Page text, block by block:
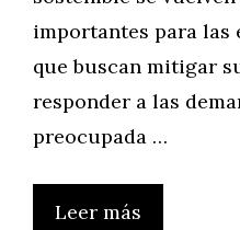
importantes para las
que buscan mitigar
responder a las
preocupada …
Leer más